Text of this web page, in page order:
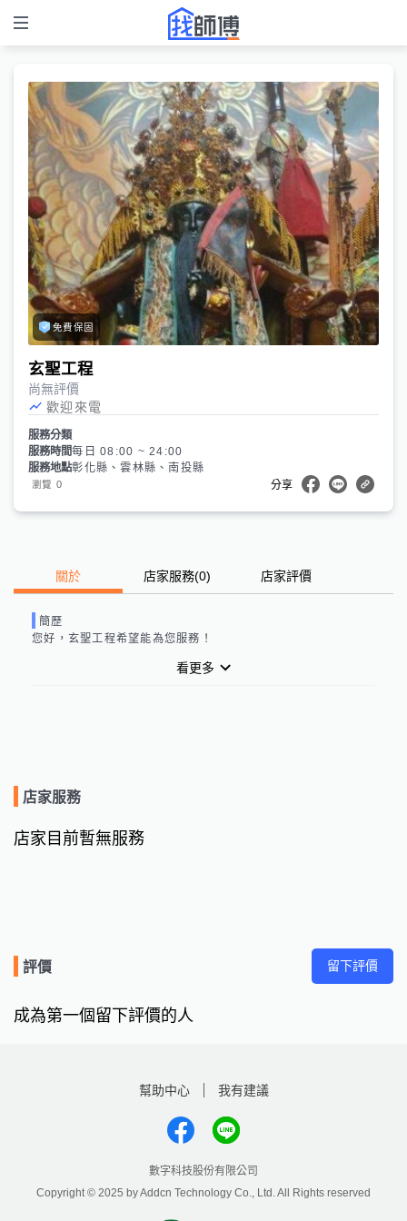
免費保固
玄聖工程
尚無評價
歡迎來電
服務分類
服務時間每日 08:00 ~ 24:00
服務地點彰化縣、雲林縣、南投縣
瀏覽 0 分享
關於 店家服務(0) 店家評價
簡歷
您好， 玄聖工程希望能為您服務！
看更多
店家服務
店家目前暫無服務
評價 留下評價
成為第一個留下評價的人
幫助中心 我有建議
數字科技股份有限公司
Copyright © 2025 by Addcn Technology Co., Ltd. All Rights reserved